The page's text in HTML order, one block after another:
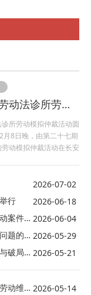
第二十七期劳动法诊所劳动模拟仲裁活动圆满举行
所劳动模拟仲裁活动圆
8日晚，由第二十七期
动模拟仲裁活动在长安
人事争议仲裁院院长张
争议仲裁院副院长张超
争议仲裁庭庭长助理郭
事争议仲裁院仲裁员王
争议仲裁院仲裁员高宇
事务所资深合伙人任建
济法学院劳动与社会保
开场致辞。首先，他对
2026-07-02
行
2026-06-18
劳动法诊所举办《不同身份视角下看透劳动案件庭审行为背后逻辑》实务课堂 2026-06-04
劳动法诊所举办《劳动法实务中部分重点问题的理解与适用》实务讲座 2026-05-29
劳动法诊所举办《企业高敏感案件的博弈与破局》实务课堂 2026-05-21
劳动法诊所举办《毕业生求职陷阱防范与劳动维权指引》实务讲座 2026-05-14